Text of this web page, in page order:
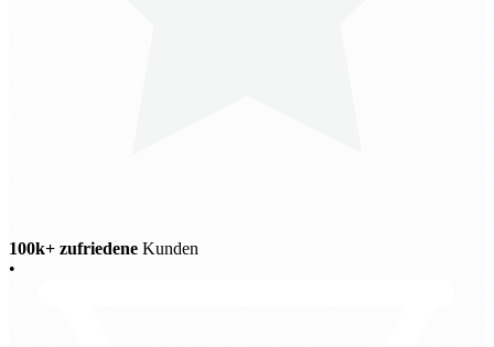
100k+ zufriedene Kunden
•